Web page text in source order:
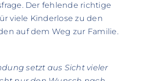
Der fehlende richtige
viele Kinderlose zu den
auf dem Weg zur Familie.
setzt aus Sicht vieler